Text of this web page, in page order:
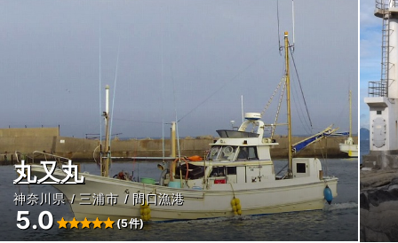
丸又丸
神奈川県 三浦市 間口漁港
5.0 (5件)